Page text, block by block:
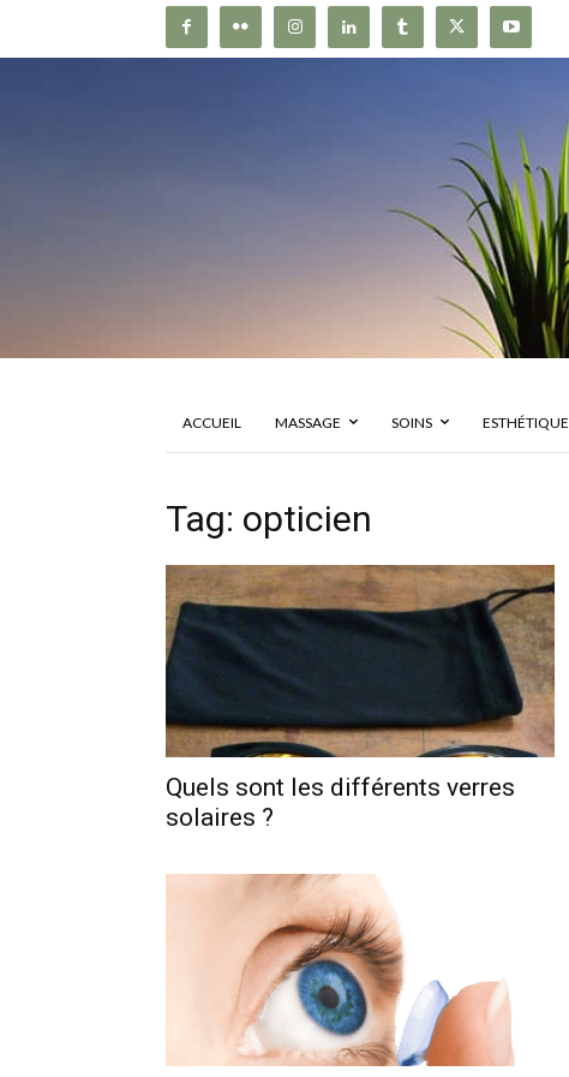
ACCUEIL MASSAGE SOINS ESTHÉTIQUE
Tag: opticien
Quels sont les différents verres
solaires ?